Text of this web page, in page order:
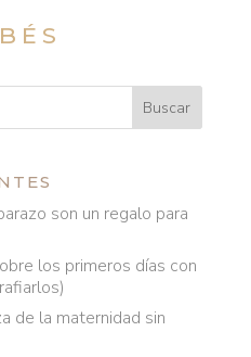
son un regalo para
los primeros días con
de la maternidad sin